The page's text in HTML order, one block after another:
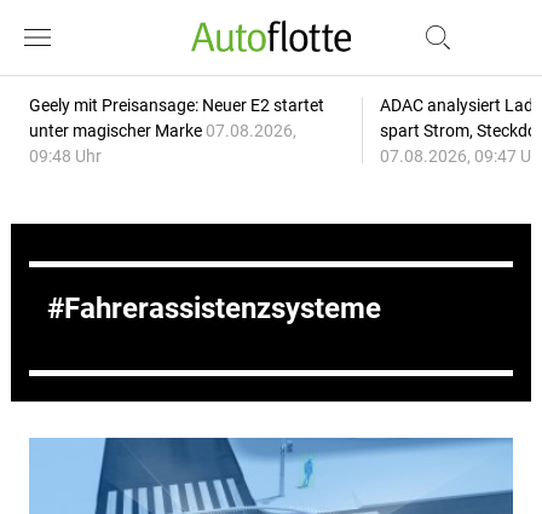
Geely mit Preisansage: Neuer E2 startet
unter magischer Marke 07.08.2026,
09:48 Uhr
ADAC analysiert
spart Strom,
07.08.2026, 09:47
Fahrerassistenzsysteme